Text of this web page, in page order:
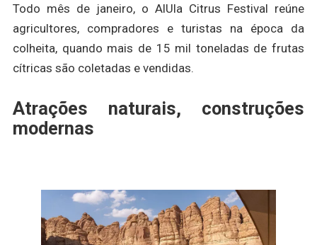
Todo mês de janeiro, o AlUla Citrus Festival reúne
agricultores, compradores e turistas na época da
colheita, quando mais de 15 mil toneladas de frutas
cítricas são coletadas e vendidas.
Atrações naturais, construções
modernas